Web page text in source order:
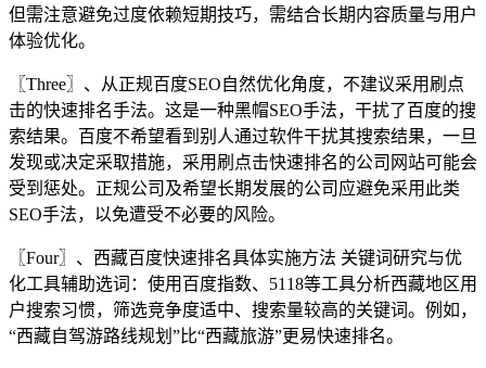
但需注意避免过度依赖短期技巧，需结合长期内容质量与用户
体验优化。
〖Three〗、从正规百度SEO自然优化角度，不建议采用刷点
击的快速排名手法。这是一种黑帽SEO手法，干扰了百度的搜
索结果。百度不希望看到别人通过软件干扰其搜索结果，一旦
发现或决定采取措施，采用刷点击快速排名的公司网站可能会
受到惩处。正规公司及希望长期发展的公司应避免采用此类
SEO手法，以免遭受不必要的风险。
〖Four〗、西藏百度快速排名具体实施方法 关键词研究与优
化工具辅助选词：使用百度指数、5118等工具分析西藏地区用
户搜索习惯，筛选竞争度适中、搜索量较高的关键词。例如，
“西藏自驾游路线规划”比“西藏旅游”更易快速排名。